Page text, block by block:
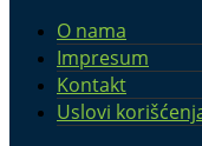
O nama
Impresum
Kontakt
Uslovi